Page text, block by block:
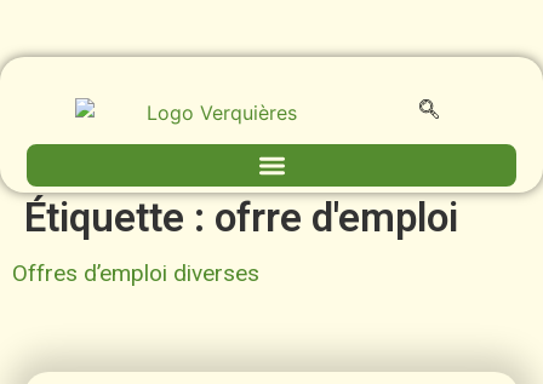
Étiquette : ofrre d'emploi
Offres d’emploi diverses